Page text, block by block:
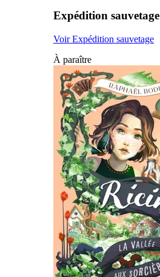
Expédition sauvetage
Voir Expédition sauvetage
À paraître